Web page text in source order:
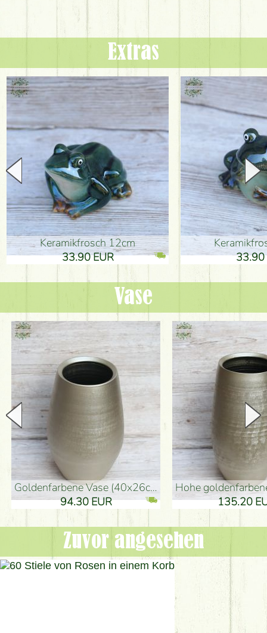
Extras
Keramikfrosch 12cm
33.90 EUR
33.90
Vase
goldenfarbene Vase (40x26cm)
94.30 EUR
hohe goldenfarbene
135.20 EUR
Zuvor angesehen